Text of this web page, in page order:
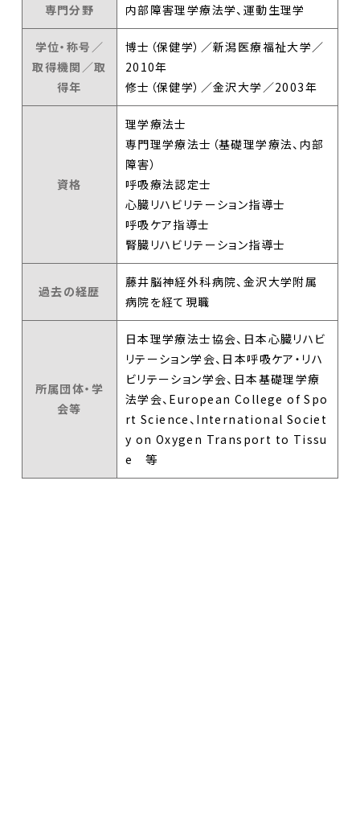
専門分野 内部障害理学療法学、運動生理学
学位・称号／
取得機関／取
得年
博士（保健学）／新潟医療福祉大学／
2010年
修士（保健学）／金沢大学／2003年
資格
理学療法士
専門理学療法士（基礎理学療法、内部
障害）
呼吸療法認定士
心臓リハビリテーション指導士
呼吸ケア指導士
腎臓リハビリテーション指導士
過去の経歴
藤井脳神経外科病院、金沢大学附属
病院を経て現職
所属団体・学
会等
日本理学療法士協会、日本心臓リハビ
リテーション学会、日本呼吸ケア・リハ
ビリテーション学会、日本基礎理学療
法学会、European College of Spo
rt Science、International Societ
y on Oxygen Transport to Tissu
e 等